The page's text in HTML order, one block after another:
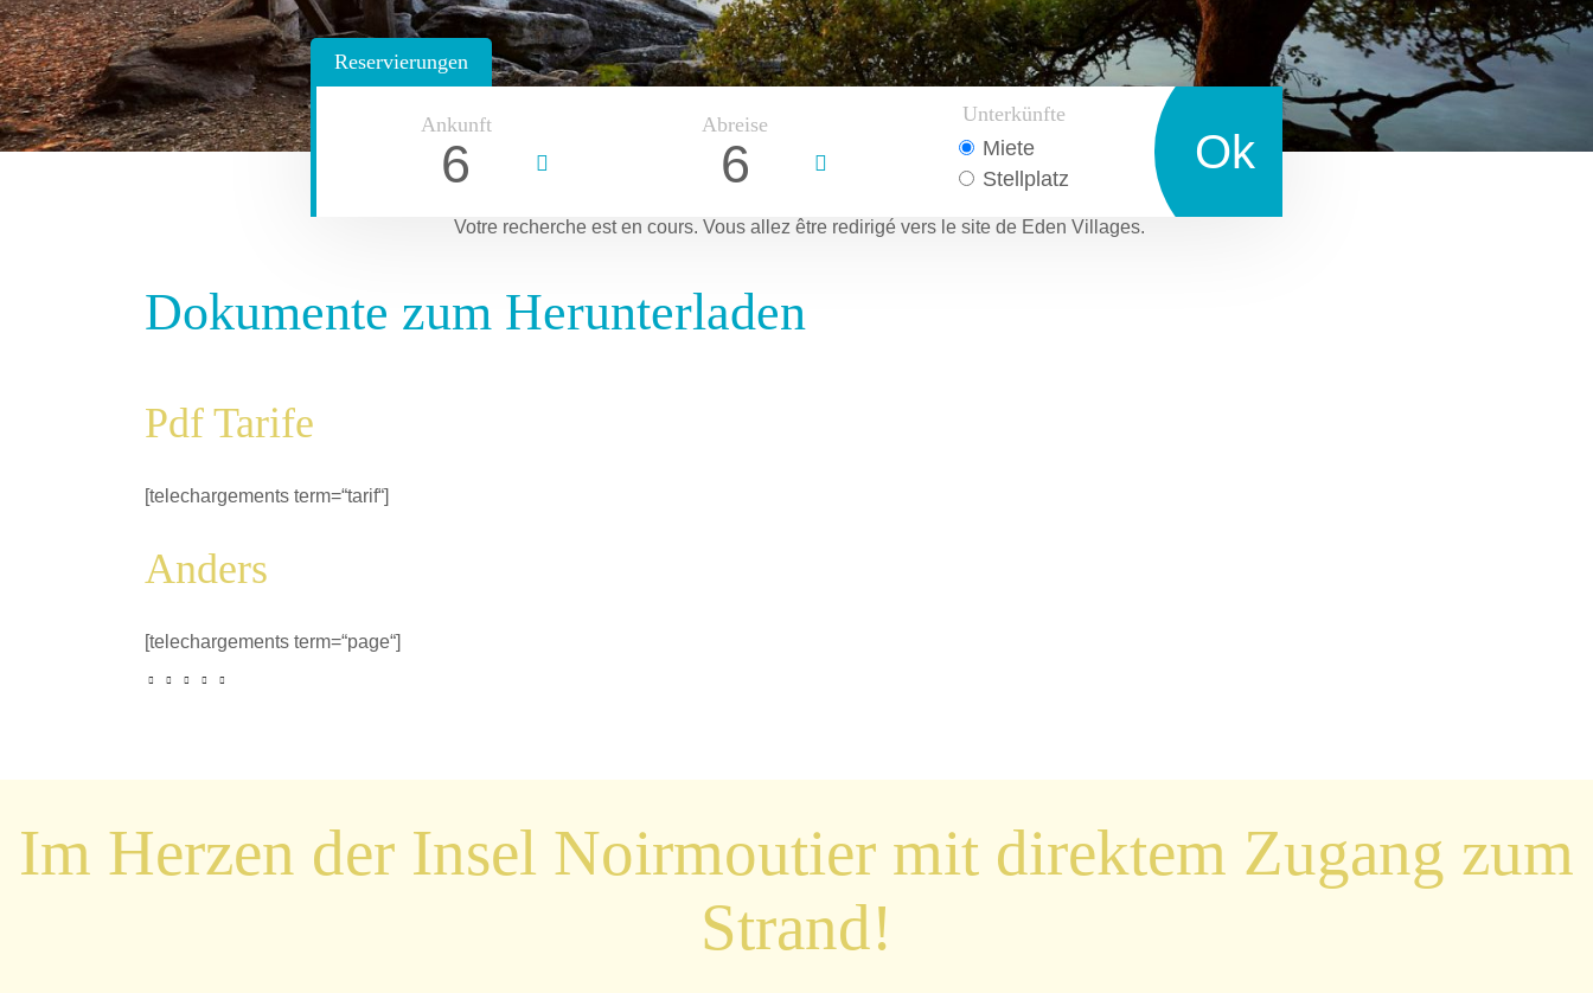
Reservierungen
Ankunft
6
Abreise
6
Unterkünfte
Miete
Stellplatz
Ok
Votre recherche est en cours. Vous allez être redirigé vers le site de Eden Villages.
Dokumente zum Herunterladen
Pdf Tarife
[telechargements term=“tarif“]
Anders
[telechargements term=“page“]
Im Herzen der Insel Noirmoutier mit direktem Zugang zum
Strand!